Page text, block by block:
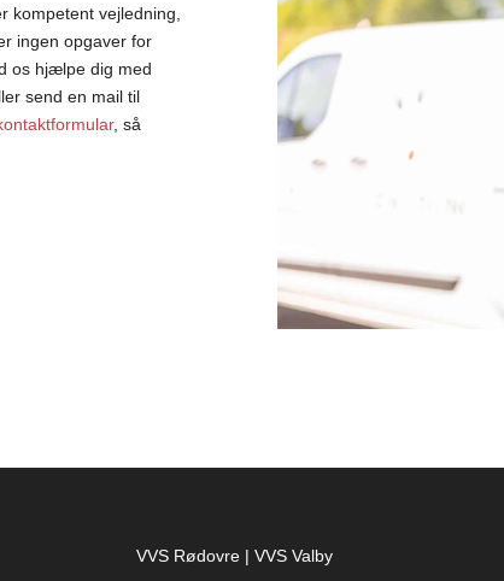
kompetent vejledning,
ingen opgaver for
os hjælpe dig med
send en mail til
, så
VVS Rødovre| VVS Valby